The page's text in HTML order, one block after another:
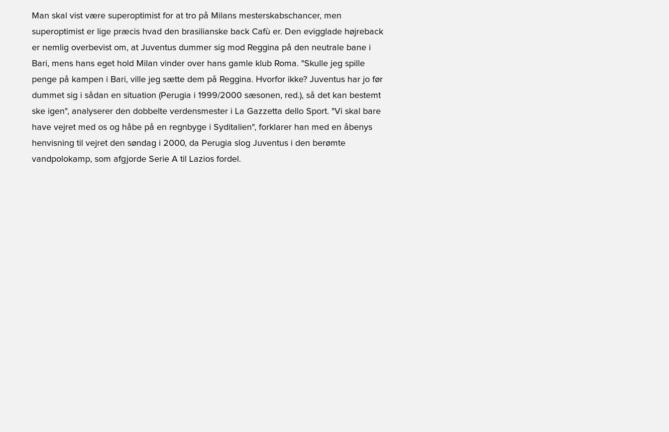
Man skal vist være superoptimist for at tro på Milans mesterskabschancer, men
superoptimist er lige præcis hvad den brasilianske back Cafù er. Den evigglade højreback
er nemlig overbevist om, at Juventus dummer sig mod Reggina på den neutrale bane i
Bari, mens hans eget hold Milan vinder over hans gamle klub Roma. "Skulle jeg spille
penge på kampen i Bari, ville jeg sætte dem på Reggina. Hvorfor ikke? Juventus har jo før
dummet sig i sådan en situation (Perugia i 1999/2000 sæsonen, red.), så det kan bestemt
ske igen", analyserer den dobbelte verdensmester i La Gazzetta dello Sport. "Vi skal bare
have vejret med os og håbe på en regnbyge i Syditalien", forklarer han med en åbenys
henvisning til vejret den søndag i 2000, da Perugia slog Juventus i den berømte
vandpolokamp, som afgjorde Serie A til Lazios fordel.